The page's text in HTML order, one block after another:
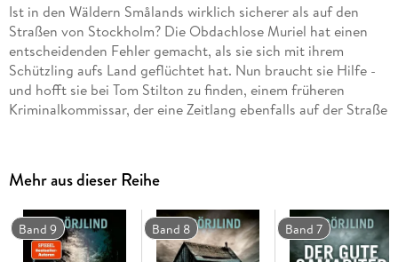
Ist in den Wäldern Smålands wirklich sicherer als auf den
Straßen von Stockholm? Die Obdachlose Muriel hat einen
entscheidenden Fehler gemacht, als sie sich mit ihrem
Schützling aufs Land geflüchtet hat. Nun braucht sie Hilfe -
und hofft sie bei Tom Stilton zu finden, einem früheren
Kriminalkommissar, der eine Zeitlang ebenfalls auf der Straße
Mehr aus dieser Reihe
Band 9 Band 8 Band 7